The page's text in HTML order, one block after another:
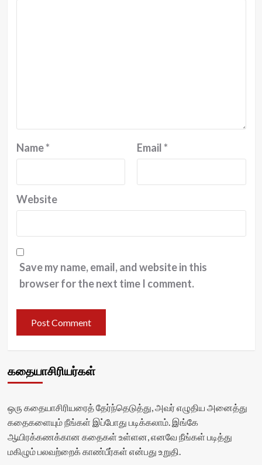
Name* Email*
Website
Save my name, email, and website in this
browser for the next time I comment.
கதையாசிரியர்கள்
ஒரு கதையாசிரியரைத் தேர்ந்தெடுத்து, அவர் எழுதிய அனைத்து
கதைகளையும் நீங்கள் இப்போது படிக்கலாம். இங்கே
ஆயிரக்கணக்கான கதைகள் உள்ளன, எனவே நீங்கள் படித்து
மகிழும் பலவற்றைக் காண்பீர்கள் என்பது உறுதி.